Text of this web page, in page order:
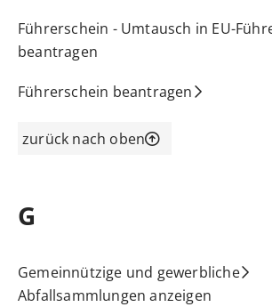
Führerschein - Umtausch in EU-
beantragen
Führerschein beantragen
zurück nach oben
G
Gemeinnützige und gewerbliche
Abfallsammlungen anzeigen